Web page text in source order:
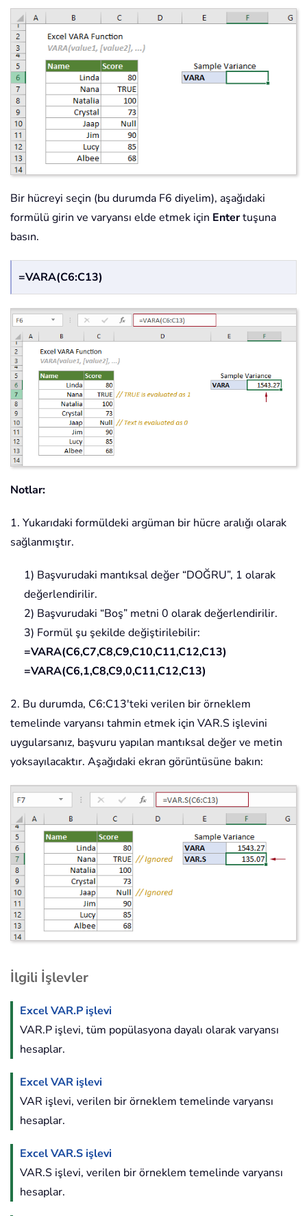
Bir hücreyi seçin (bu durumda F6 diyelim), aşağıdaki
formülü girin ve varyansı elde etmek için Entertuşuna
basın.
=VARA(C6:C13)
Notlar:
1. Yukarıdaki formüldeki argüman bir hücre aralığı olarak
sağlanmıştır.
1) Başvurudaki mantıksal değer “DOĞRU”, 1 olarak
değerlendirilir.
2) Başvurudaki “Boş” metni 0 olarak değerlendirilir.
3) Formül şu şekilde değiştirilebilir:
=VARA(C6,C7,C8,C9,C10,C11,C12,C13)
=VARA(C6,1,C8,C9,0,C11,C12,C13)
2. Bu durumda, C6:C13'teki verilen bir örneklem
temelinde varyansı tahmin etmek için VAR.S işlevini
uygularsanız, başvuru yapılan mantıksal değer ve metin
yoksayılacaktır. Aşağıdaki ekran görüntüsüne bakın:
İlgili İşlevler
Excel VAR.P işlevi
VAR.P işlevi, tüm popülasyona dayalı olarak varyansı
hesaplar.
Excel VAR işlevi
VAR işlevi, verilen bir örneklem temelinde varyansı
hesaplar.
Excel VAR.S işlevi
VAR.S işlevi, verilen bir örneklem temelinde varyansı
hesaplar.